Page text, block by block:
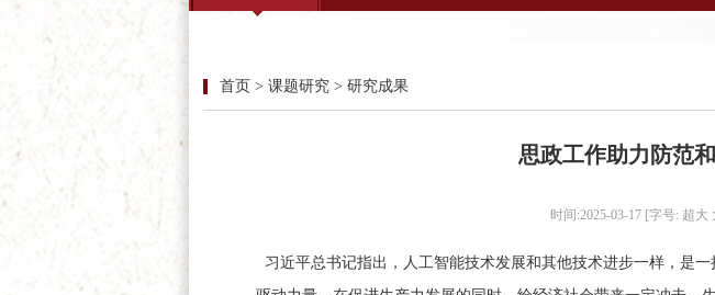
首页 > 课题研究 > 研究成果
思政工作助力防范
时间:2025-03-17 [字号: 超大
习近平总书记指出，人工智能技术发展和其他技术进步一样，是